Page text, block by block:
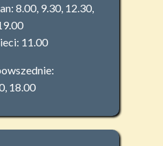
8.00, 9.30, 12.30,
11.00
18.00